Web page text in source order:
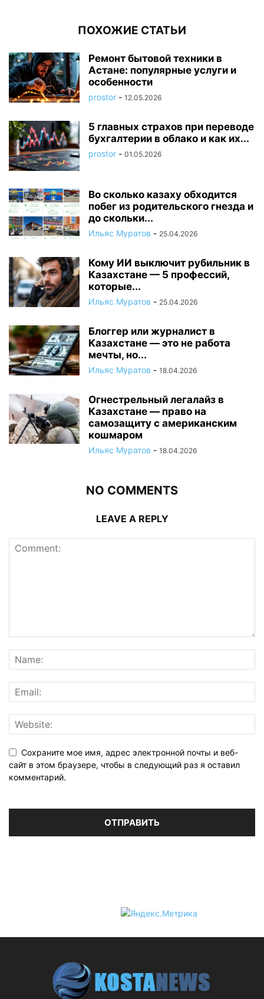
ПОХОЖИЕ СТАТЬИ
Ремонт бытовой техники в
Астане: популярные услуги и
особенности
prostor - 12.05.2026
5 главных страхов при переводе
бухгалтерии в облако и как их...
prostor - 01.05.2026
Во сколько казаху обходится
побег из родительского гнезда и
до скольки...
Ильяс Муратов - 25.04.2026
Кому ИИ выключит рубильник в
Казахстане — 5 профессий,
которые...
Ильяс Муратов - 25.04.2026
Блоггер или журналист в
Казахстане — это не работа
мечты, но...
Ильяс Муратов - 18.04.2026
Огнестрельный легалайз в
Казахстане — право на
самозащиту с американским
кошмаром
Ильяс Муратов - 18.04.2026
NO COMMENTS
LEAVE A REPLY
Сохраните мое имя, адрес электронной почты и веб-
сайт в этом браузере, чтобы в следующий раз я оставил
комментарий.